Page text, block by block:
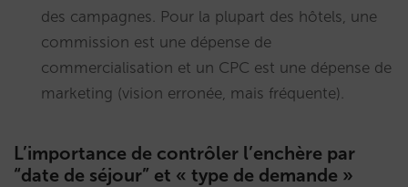
des campagnes. Pour la plupart des hôtels, une
commission est une dépense de
commercialisation et un CPC est une dépense de
marketing (vision erronée, mais fréquente).
L’importance de contrôler l’enchère par
“date de séjour” et « type de demande »